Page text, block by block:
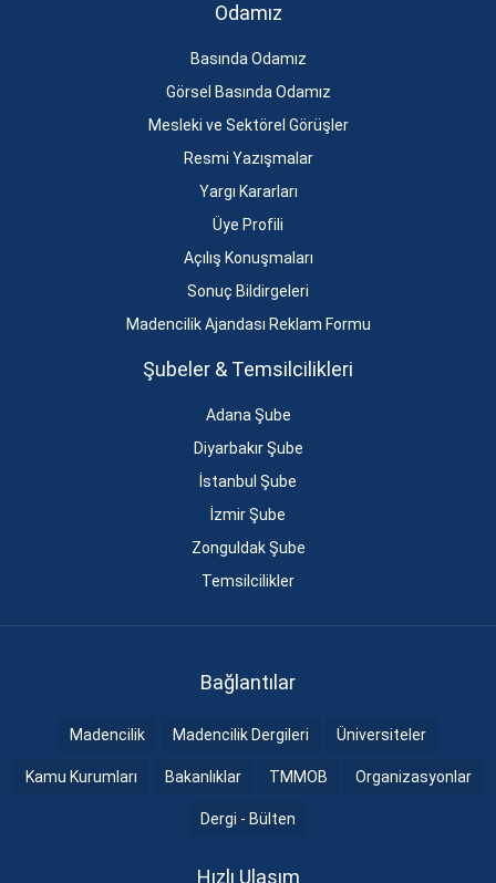
Odamız
Basında Odamız
Görsel Basında Odamız
Mesleki ve Sektörel Görüşler
Resmi Yazışmalar
Yargı Kararları
Üye Profili
Açılış Konuşmaları
Sonuç Bildirgeleri
Madencilik Ajandası Reklam Formu
Şubeler & Temsilcilikleri
Adana Şube
Diyarbakır Şube
İstanbul Şube
İzmir Şube
Zonguldak Şube
Temsilcilikler
Bağlantılar
Madencilik Madencilik Dergileri Üniversiteler
Kamu Kurumları Bakanlıklar TMMOB Organizasyonlar
Dergi - Bülten
Hızlı Ulaşım